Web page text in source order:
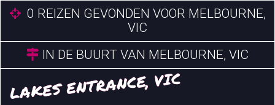
0 REIZEN GEVONDEN VOOR MELBOURNE,
VIC
IN DE BUURT VAN MELBOURNE, VIC
LAKES ENTRANCE, VIC